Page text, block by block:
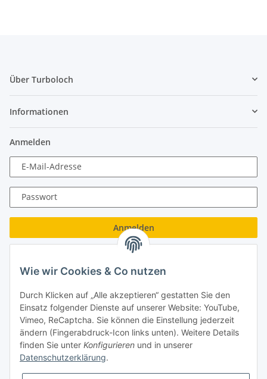
Über Turboloch
Informationen
Anmelden
E-Mail-Adresse
Passwort
Anmelden
Neu hier?Jetzt registrieren!
Turboloch GmbH
Almenweg 27
67256 Weisenheim am Sand
Wie wir Cookies & Co nutzen
Durch Klicken auf „Alle akzeptieren“ gestatten Sie den
Einsatz folgender Dienste auf unserer Website: YouTube,
Vimeo, ReCaptcha. Sie können die Einstellung jederzeit
ändern (Fingerabdruck-Icon links unten). Weitere Details
finden Sie unter Konfigurieren und in unserer
Datenschutzerklärung.